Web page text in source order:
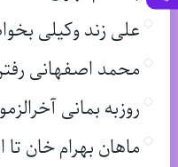
علی زند وکیلی
محمد اصفهانی
روزبه بمانی
ماهان بهرام خان تا